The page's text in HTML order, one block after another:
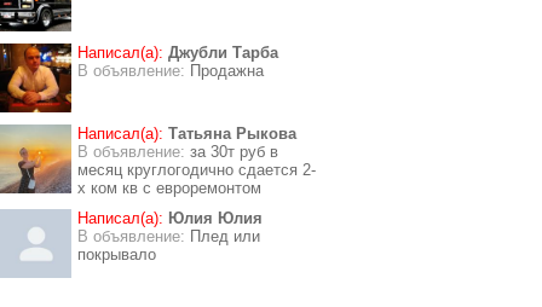
Написал(а): Джубли Тарба
В объявление: Продажна
Написал(а): Татьяна Рыкова
В объявление: за 30т руб в
месяц круглогодично сдается 2-
х ком кв с евроремонтом
Написал(а): Юлия Юлия
В объявление: Плед или
покрывало